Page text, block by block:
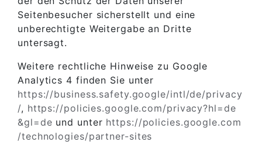
Seitenbesucher sicherstellt und eine
unberechtigte Weitergabe an Dritte
untersagt.
Weitere rechtliche Hinweise zu Google
Analytics 4 finden Sie unter
https://business.safety.google/intl/de/privacy
/, https://policies.google.com/privacy?hl=de
&gl=de und unter https://policies.google.com
/technologies/partner-sites